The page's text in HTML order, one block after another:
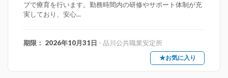
プで療育を行います。勤務時間内の研修やサポート体制が充
実しており、安心...
期限： 2026年10月31日 - 品川公共職業安定所
★お気に入り